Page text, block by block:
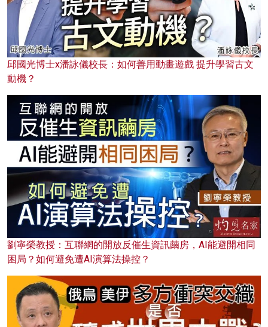
邱國光博士x潘詠儀校長：如何善用動畫遊戲 提升學習古文
動機？
劉寧榮教授：互聯網的開放反催生資訊繭房，AI能避開相同
困局？如何避免遭AI演算法操控？